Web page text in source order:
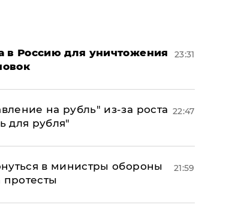
в Россию для уничтожения
23:31
на рубль" из-за роста
для рубля"
22:47
в министры обороны
21:59